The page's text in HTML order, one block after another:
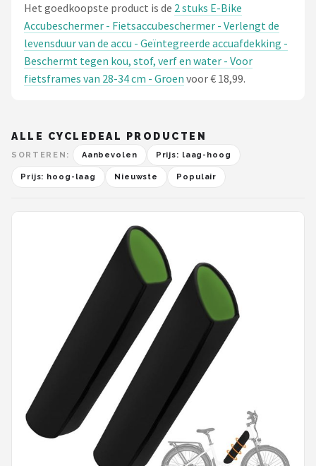
Het goedkoopste product is de 2 stuks E-Bike
Accubeschermer - Fietsaccubeschermer - Verlengt de
levensduur van de accu - Geïntegreerde accuafdekking -
Beschermt tegen kou, stof, verf en water - Voor
fietsframes van 28-34 cm - Groen voor € 18,99.
ALLE CYCLEDEAL PRODUCTEN
SORTEREN: Aanbevolen Prijs: laag-hoog
Prijs: hoog-laag Nieuwste Populair